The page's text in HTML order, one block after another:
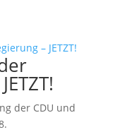
der CDU und